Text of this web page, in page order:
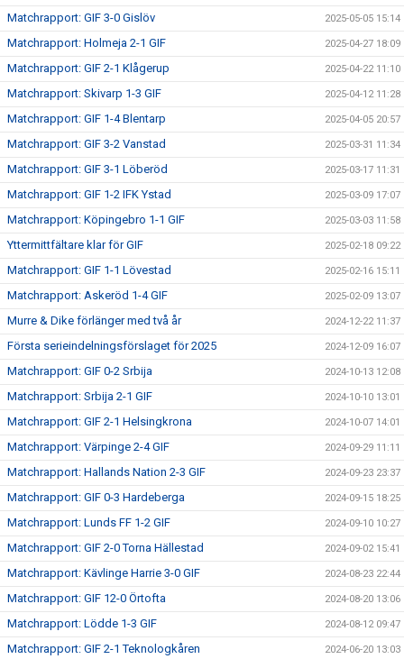
Matchrapport: GIF 3-0 Gislöv 2025-05-05 15:14
Matchrapport: Holmeja 2-1 GIF 2025-04-27 18:09
Matchrapport: GIF 2-1 Klågerup 2025-04-22 11:10
Matchrapport: Skivarp 1-3 GIF 2025-04-12 11:28
Matchrapport: GIF 1-4 Blentarp 2025-04-05 20:57
Matchrapport: GIF 3-2 Vanstad 2025-03-31 11:34
Matchrapport: GIF 3-1 Löberöd 2025-03-17 11:31
Matchrapport: GIF 1-2 IFK Ystad 2025-03-09 17:07
Matchrapport: Köpingebro 1-1 GIF 2025-03-03 11:58
Yttermittfältare klar för GIF 2025-02-18 09:22
Matchrapport: GIF 1-1 Lövestad 2025-02-16 15:11
Matchrapport: Askeröd 1-4 GIF 2025-02-09 13:07
Murre & Dike förlänger med två år 2024-12-22 11:37
Första serieindelningsförslaget för 2025 2024-12-09 16:07
Matchrapport: GIF 0-2 Srbija 2024-10-13 12:08
Matchrapport: Srbija 2-1 GIF 2024-10-10 13:01
Matchrapport: GIF 2-1 Helsingkrona 2024-10-07 14:01
Matchrapport: Värpinge 2-4 GIF 2024-09-29 11:11
Matchrapport: Hallands Nation 2-3 GIF 2024-09-23 23:37
Matchrapport: GIF 0-3 Hardeberga 2024-09-15 18:25
Matchrapport: Lunds FF 1-2 GIF 2024-09-10 10:27
Matchrapport: GIF 2-0 Torna Hällestad 2024-09-02 15:41
Matchrapport: Kävlinge Harrie 3-0 GIF 2024-08-23 22:44
Matchrapport: GIF 12-0 Örtofta 2024-08-20 13:06
Matchrapport: Lödde 1-3 GIF 2024-08-12 09:47
Matchrapport: GIF 2-1 Teknologkåren 2024-06-20 13:03